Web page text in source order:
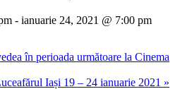
- ianuarie 24, 2021 @ 7:00 pm
în perioada următoare la Cinema
Iași 19 – 24 ianuarie 2021 »